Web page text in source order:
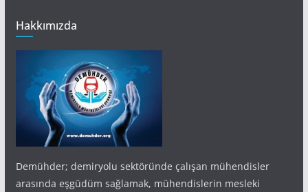
Hakkımızda
Demühder; demiryolu sektöründe çalışan mühendisler
arasında eşgüdüm sağlamak, mühendislerin mesleki